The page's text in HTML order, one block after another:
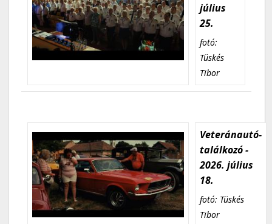
július
25.
fotó:
Tüskés
Tibor
Veteránautó-
találkozó -
2026. július
18.
fotó: Tüskés
Tibor